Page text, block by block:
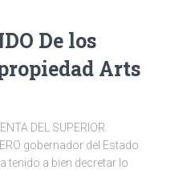
De los
Arts
DEL SUPERIOR
gobernador del Estado
tenido a bien decretar lo